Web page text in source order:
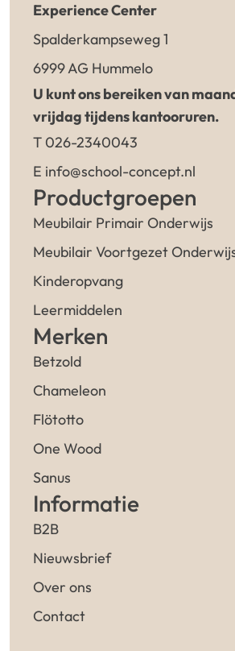
Experience Center
Spalderkampseweg 1
6999 AG Hummelo
U kunt ons bereiken van
vrijdag tijdens kantooruren.
T 026-2340043
E info@school-concept.nl
Productgroepen
Meubilair Primair Onderwijs
Meubilair Voortgezet
Kinderopvang
Leermiddelen
Merken
Betzold
Chameleon
Flötotto
One Wood
Sanus
Informatie
B2B
Nieuwsbrief
Over ons
Contact